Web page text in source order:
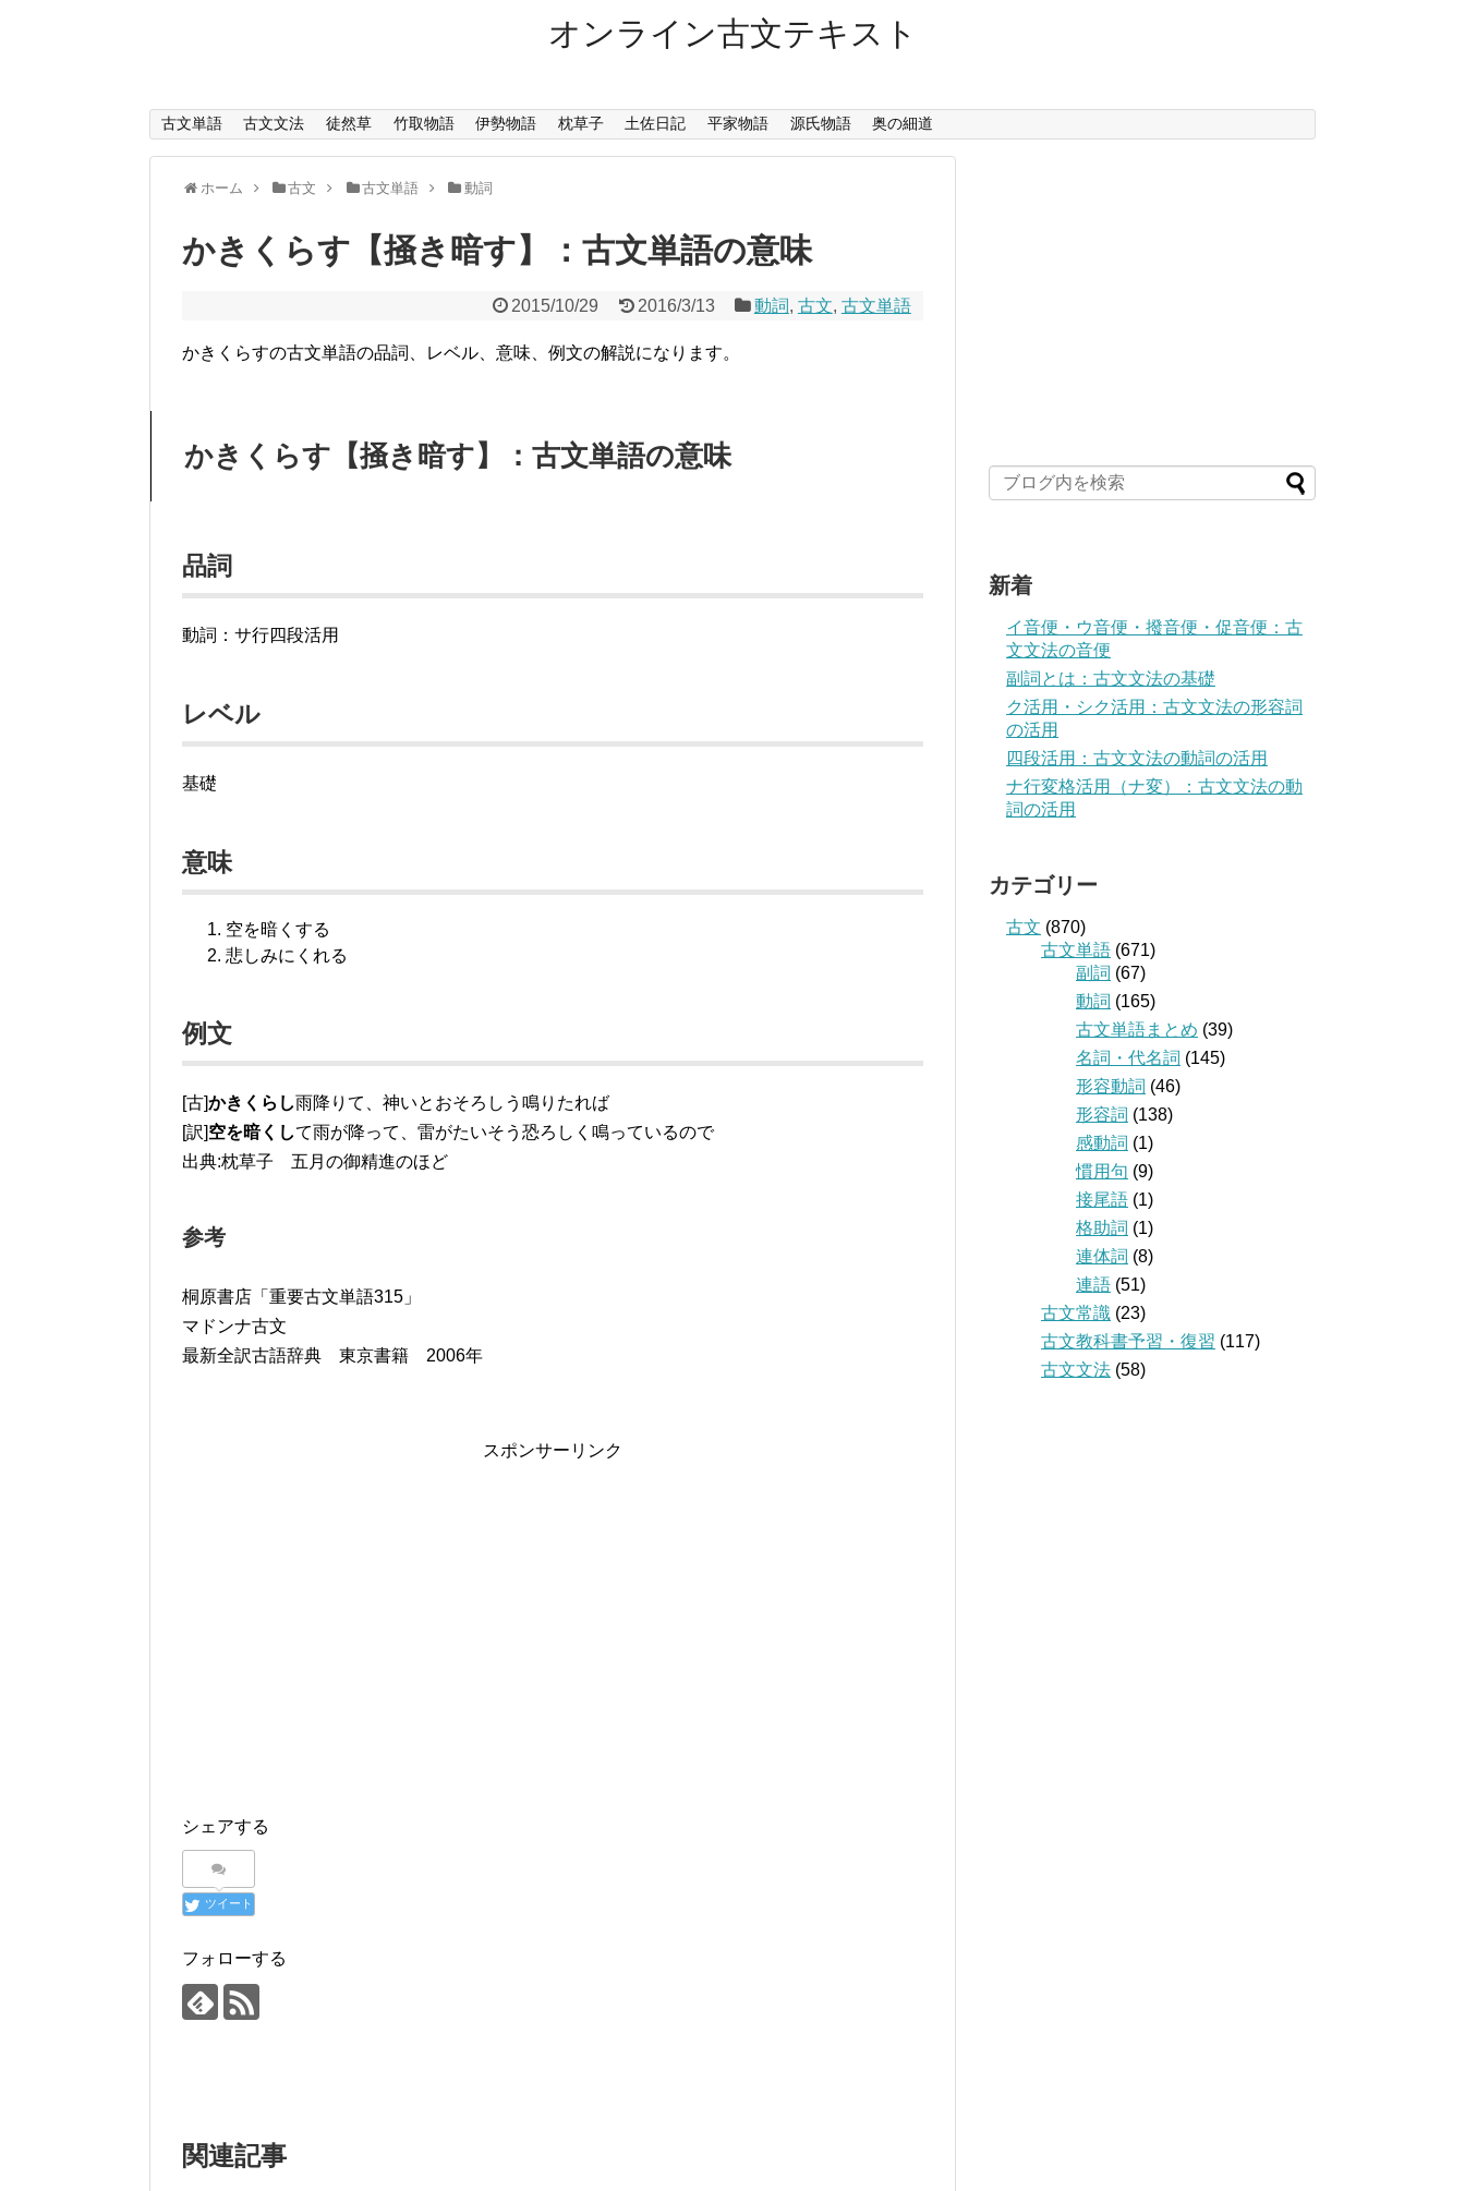
オンライン古文テキスト
古文単語 古文文法 徒然草 竹取物語 伊勢物語 枕草子 土佐日記 平家物語 源氏物語 奥の細道
ホーム 古文 古文単語 動詞
かきくらす【掻き暗す】：古文単語の意味
2015/10/29 2016/3/13 動詞, 古文, 古文単語
かきくらすの古文単語の品詞、レベル、意味、例文の解説になります。
かきくらす【掻き暗す】：古文単語の意味
品詞
動詞：サ行四段活用
レベル
基礎
意味
空を暗くする
悲しみにくれる
例文
[古]かきくらし雨降りて、神いとおそろしう鳴りたれば
[訳]空を暗くして雨が降って、雷がたいそう恐ろしく鳴っているので
出典:枕草子 五月の御精進のほど
参考
桐原書店「重要古文単語315」
マドンナ古文
最新全訳古語辞典 東京書籍 2006年
スポンサーリンク
シェアする
ツイート
フォローする
関連記事
新着
イ音便・ウ音便・撥音便・促音便：古
文文法の音便
副詞とは：古文文法の基礎
ク活用・シク活用：古文文法の形容詞
の活用
四段活用：古文文法の動詞の活用
ナ行変格活用（ナ変）：古文文法の動
詞の活用
カテゴリー
古文 (870)
古文単語 (671)
副詞 (67)
動詞 (165)
古文単語まとめ (39)
名詞・代名詞 (145)
形容動詞 (46)
形容詞 (138)
感動詞 (1)
慣用句 (9)
接尾語 (1)
格助詞 (1)
連体詞 (8)
連語 (51)
古文常識 (23)
古文教科書予習・復習 (117)
古文文法 (58)